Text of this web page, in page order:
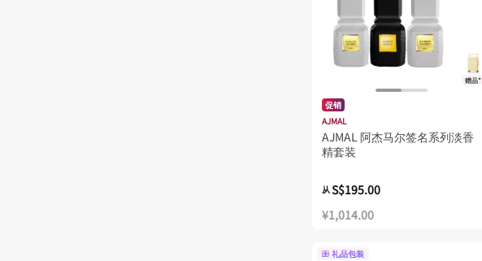
赠品*
促销
AJMAL
AJMAL 阿杰马尔签名系列淡香
精套装
从S$195.00
¥1,014.00
礼品包装